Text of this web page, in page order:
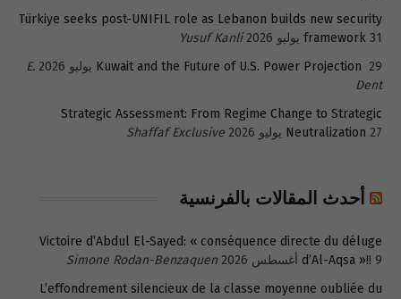
Türkiye seeks post-UNIFIL role as Lebanon builds new security
framework 31 يوليو 2026
Yusuf Kanli
Kuwait and the Future of U.S. Power Projection 29 يوليو 2026
E.
Dent
Strategic Assessment: From Regime Change to Strategic
Neutralization 27 يوليو 2026 Shaffaf Exclusive
أحدث المقالات بالفرنسية
Victoire d’Abdul El-Sayed: « conséquence directe du déluge
d’Al-Aqsa »!! 9 أغسطس 2026
Simone Rodan-Benzaquen
L’effondrement silencieux de la classe moyenne oubliée du